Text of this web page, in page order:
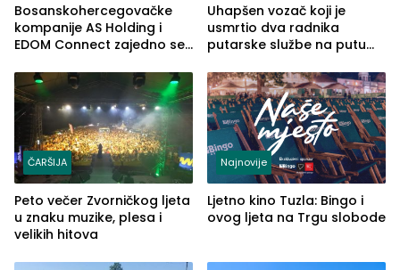
Bosanskohercegovačke
kompanije AS Holding i
EDOM Connect zajedno se
Uhapšen vozač koji je
usmrtio dva radnika
putarske službe na putu
(FOTO)
ČARŠIJA
Peto večer Zvorničkog ljeta
u znaku muzike, plesa i
velikih hitova
Najnovije
Ljetno kino Tuzla: Bingo i
ovog ljeta na Trgu slobode